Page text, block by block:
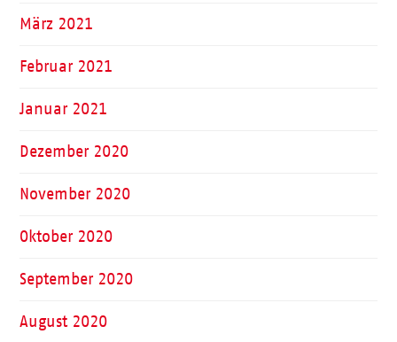
März 2021
Februar 2021
Januar 2021
Dezember 2020
November 2020
Oktober 2020
September 2020
August 2020